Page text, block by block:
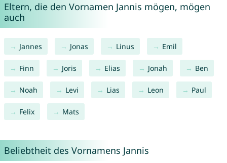
Eltern, die den Vornamen Jannis mögen, mögen
auch
Jannes Jonas Linus Emil
Finn Joris Elias Jonah Ben
Noah Levi Lias Leon Paul
Felix Mats
Beliebtheit des Vornamens Jannis